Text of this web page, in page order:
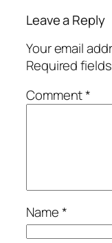
Leave a Reply
Your email
Required
Comment*
Name*